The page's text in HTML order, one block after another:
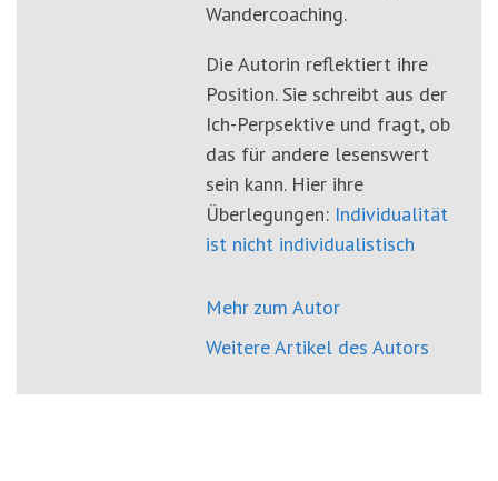
Wandercoaching.
Die Autorin reflektiert ihre
Position. Sie schreibt aus der
Ich-Perpsektive und fragt, ob
das für andere lesenswert
sein kann. Hier ihre
Überlegungen: Individualität
ist nicht individualistisch
Mehr zum Autor
Weitere Artikel des Autors